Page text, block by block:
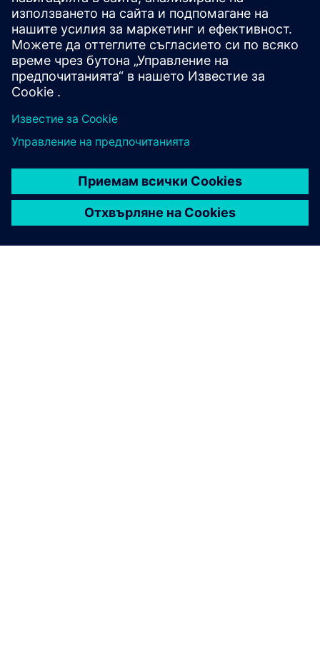
обработва в реално време множество данни,
представляващи разглеждания процес за анализ на
производителността и поддръжка на вземането на
решения. За събиране на данни могат да бъдат ин...
Научете повече